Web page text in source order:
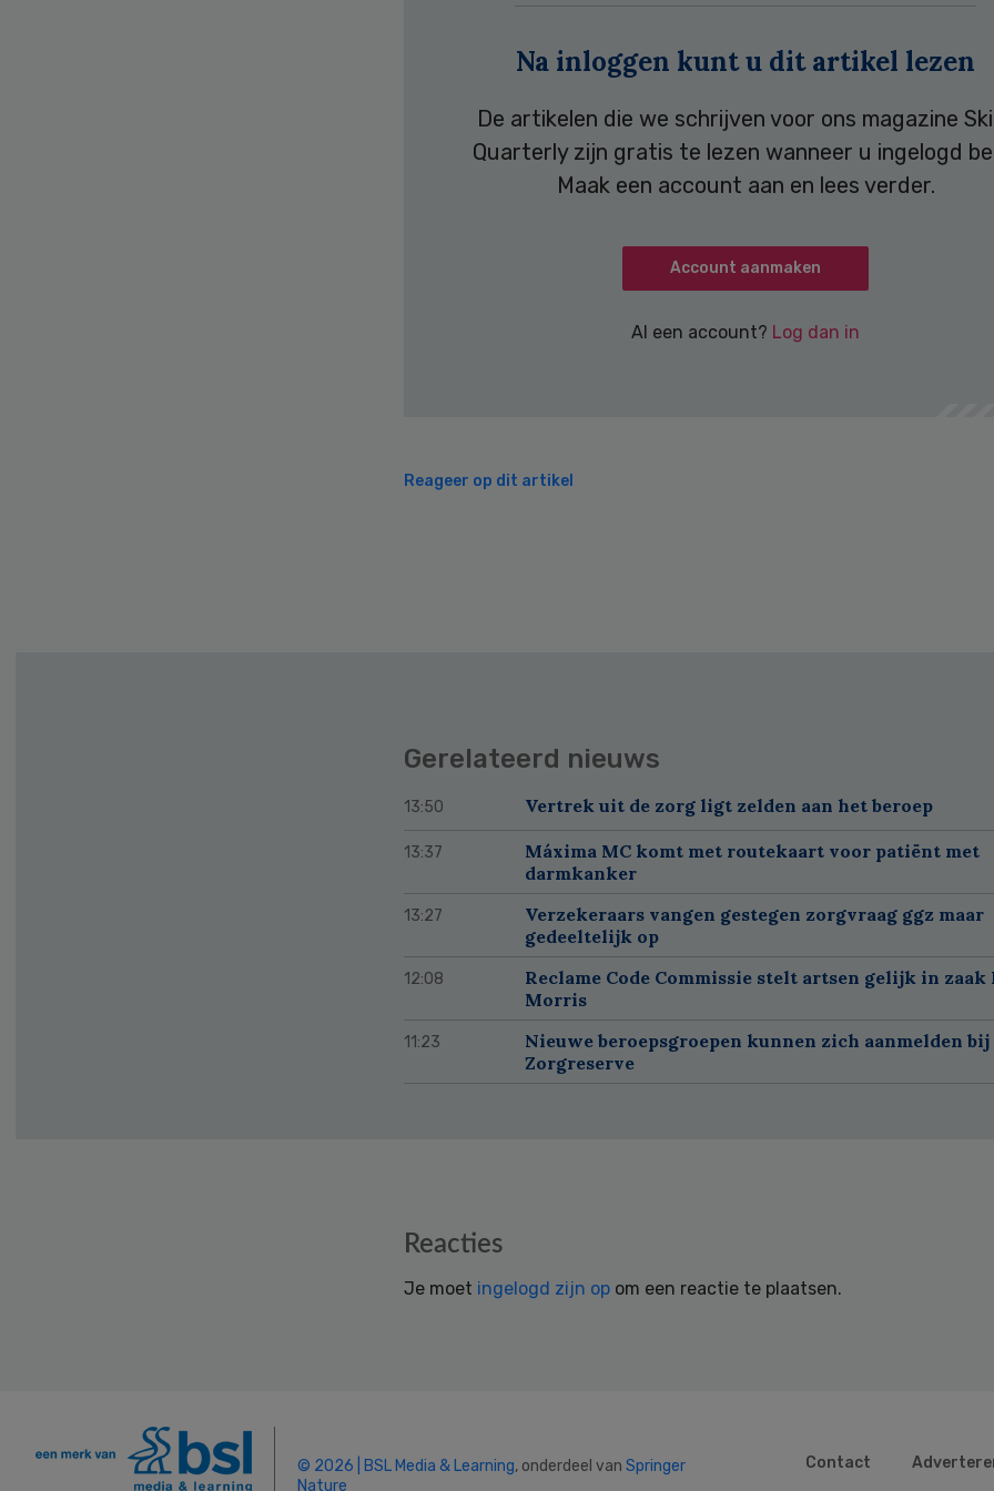
Na inloggen kunt u dit artikel lezen
De artikelen die we schrijven voor ons magazine
Quarterly zijn gratis te lezen wanneer u ingelogd
Maak een account aan en lees verder.
Account aanmaken
Al een account? Log dan in
Reageer op dit artikel
Gerelateerd nieuws
13:50 Vertrek uit de zorg ligt zelden aan het beroep
13:37
Máxima MC komt met routekaart voor patiënt met
darmkanker
13:27
Verzekeraars vangen gestegen zorgvraag ggz maar
gedeeltelijk op
12:08
Reclame Code Commissie stelt artsen gelijk in
Morris
11:23
Nieuwe beroepsgroepen kunnen zich aanmelden
Zorgreserve
Reacties
Je moet ingelogd zijn op om een reactie te plaatsen.
© 2026 | BSL Media & Learning, onderdeel van Springer
Nature
Contact